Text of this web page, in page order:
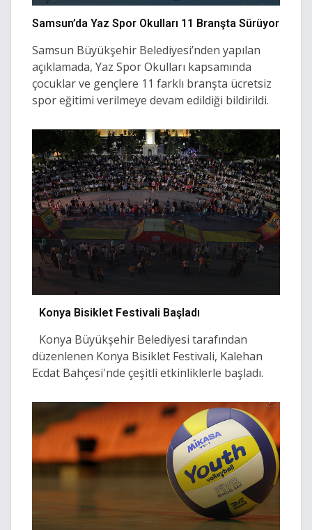
Samsun’da Yaz Spor Okulları 11 Branşta Sürüyor
Samsun Büyükşehir Belediyesi’nden yapılan
açıklamada, Yaz Spor Okulları kapsamında
çocuklar ve gençlere 11 farklı branşta ücretsiz
spor eğitimi verilmeye devam edildiği bildirildi.
Konya Bisiklet Festivali Başladı
Konya Büyükşehir Belediyesi tarafından
düzenlenen Konya Bisiklet Festivali, Kalehan
Ecdat Bahçesi'nde çeşitli etkinliklerle başladı.